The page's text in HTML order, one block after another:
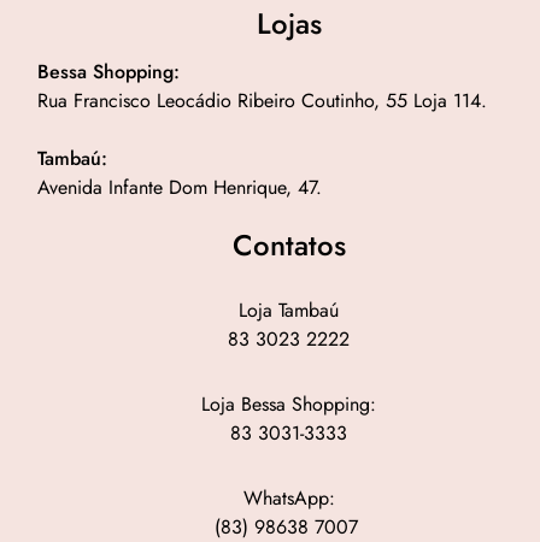
Lojas
Bessa Shopping:
Rua Francisco Leocádio Ribeiro Coutinho, 55 Loja 114.
Tambaú:
Avenida Infante Dom Henrique, 47.
Contatos
Loja Tambaú
83 3023 2222
Loja Bessa Shopping:
83 3031-3333
WhatsApp:
(83) 98638 7007